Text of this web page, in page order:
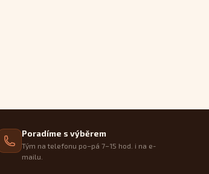
Poradíme s výběrem
Tým na telefonu po–pá 7–15 hod. i na e-
mailu.